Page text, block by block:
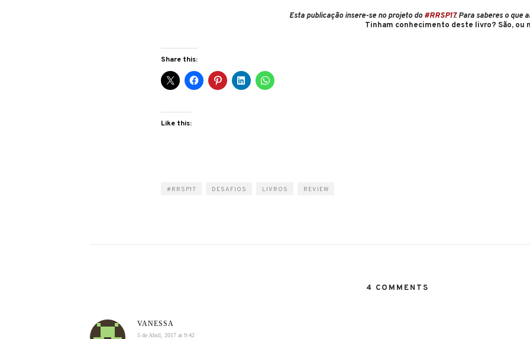
Esta publicação insere-se no projeto do #RRSP17. Para saberes o que
Tinham conhecimento deste livro? São, ou
Share this:
Like this:
#RRSP17 DESAFIOS LIVROS REVIEW
4 COMMENTS
VANESSA
5 de Abril, 2017 at 9:42